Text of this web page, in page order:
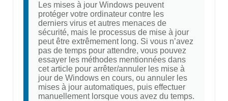
Les mises à jour Windows peuvent
protéger votre ordinateur contre les
derniers virus et autres menaces de
sécurité, mais le processus de mise à jour
peut être extrêmement long. Si vous n’avez
pas de temps pour attendre, vous pouvez
essayer les méthodes mentionnées dans
cet article pour arrêter/annuler les mise à
jour de Windows en cours, ou annuler les
mises à jour automatiques, puis effectuer
manuellement lorsque vous avez du temps.